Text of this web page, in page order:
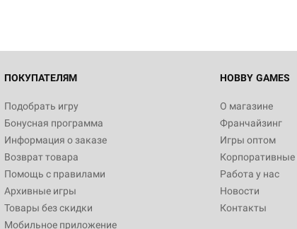
ПОКУПАТЕЛЯМ
Подобрать игру
Бонусная программа
Информация о заказе
Возврат товара
Помощь с правилами
Архивные игры
Товары без скидки
Мобильное приложение
HOBBY GAMES
О магазине
Франчайзинг
Игры оптом
Корпоративные
Работа у нас
Новости
Контакты
Белая смерть
12 990
Настольная
3 490